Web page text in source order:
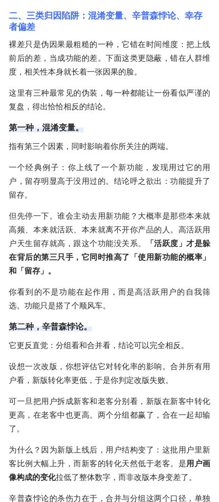
二、三类归因陷阱：混淆变量、辛普森悖论、幸存
者偏差
裸差只是伪因果最粗糙的一种，它错在时间维度：把上线
前后的差，当成功能的差。下面这类更隐蔽，错在人群维
度，相关性本身就长着一张因果的脸。
这里有三种最常见的伪装，每一种都能让一份看似严谨的
复盘，得出恰恰相反的结论。
第一种，混淆变量。
指有第三个因素，同时影响着你所关注的两端。
一个经典例子：你上线了一个新功能，发现用过它的用
户，留存明显高于没用过的。结论呼之欲出：功能提升了
留存。
但先停一下。谁会主动去用新功能？大概率是那些本来就
高频、本来就活跃、本来就离不开你产品的人。高活跃用
户天生留存就高，跟这个功能没关系。
「活跃度」才是躲
在背后的第三只手，它同时推高了「使用新功能的概率」
和「留存」。
你看到的不是功能在起作用，而是高活跃用户的自我筛
选。功能只是搭了个顺风车。
第二种，辛普森悖论。
它更反直觉：分组看和合并看，结论可以完全相反。
设想一次改版，你想评估它对转化率的影响。合并所有用
户看，新版转化率更低，于是你判定改版失败。
可一旦把用户拆成新客和老客分别看，新版在新客中转化
更高，在老客中也更高。两个分组都赢了，合在一起却输
了。
为什么？因为新版上线后，用户结构变了：这批用户里新
客比例大幅上升，而新客的转化天然低于老客。是用户画
像构成的变化拉低了整体数字，而非改版本身变差了。
辛普森悖论的杀伤力在于，合并与分组这两个口径，单独